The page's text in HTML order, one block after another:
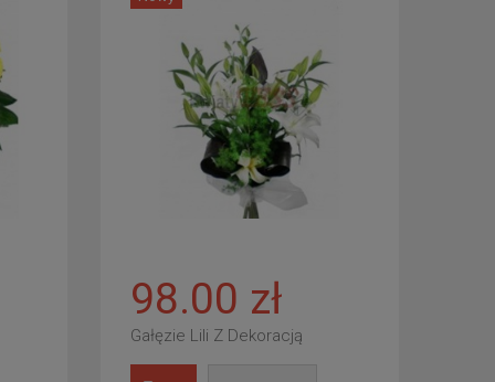
98.00 zł
Gałęzie Lili Z Dekoracją